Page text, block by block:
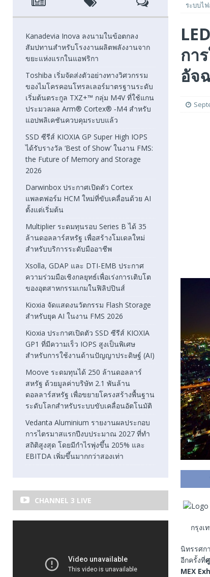
[ August 7, 2026 ] SSD ซีรีส์ KIOXIA GP Super
2026
FEATURED
[ August 6, 2026 ] Darwinbox ประกาศเปิดตัว
Multiplier ระดมทุนรอบ Series
FEATURED
ระบบไ
กา
อัจ
กรุงเ
นิทรรศก
อีกครั้งที่
MEX
Kanadevia Inova ลงนามในข้อตกลง
สัมปทานสำหรับโรงงานผลิตพลังงานจาก
ขยะแห่งแรกในแอฟริกา
Toshiba เริ่มจัดส่งตัวอย่างทางวิศวกรรม
ของไมโครคอนโทรลเลอร์มาตรฐานระดับ
เริ่มต้นตระกูล TXZ+™ กลุ่ม M4V ที่ใช้แกน
ประมวลผล Arm® Cortex® ‑M4 สำหรับ
แอปพลิเคชันควบคุมระบบแล้ว
SSD ซีรีส์ KIOXIA GP Super High IOPS
ได้รับรางวัล ‘Best of Show’ ในงาน FMS:
the Future of Memory and Storage
2026
Darwinbox ประกาศเปิดตัว Cortex
แพลตฟอร์ม HCM ใหม่ที่ขับเคลื่อนด้วย AI
ตั้งแต่เริ่มต้น
Multiplier ระดมทุนรอบ Series B ได้ 35
ล้านดอลลาร์สหรัฐ เพื่อสร้างโมเดลใหม่
สำหรับบริการระดับมืออาชีพ
Xsolla, GDAP และ DTI-EMB ประกาศ
ความร่วมมือเชิงกลยุทธ์เพื่อเร่งการเติบโต
ของอุตสาหกรรมเกมในฟิลิปปินส์
Kioxia จัดแสดงนวัตกรรม Flash Storage
สำหรับยุค AI ในงาน FMS 2026
Kioxia ประกาศเปิดตัว SSD ซีรีส์ KIOXIA
GP1 ที่มีความเร็ว IOPS สูงเป็นพิเศษ
สำหรับการใช้งานด้านปัญญาประดิษฐ์ (AI)
Moove ระดมทุนได้ 250 ล้านดอลลาร์
สหรัฐ ด้วยมูลค่าบริษัท 2.1 พันล้าน
ดอลลาร์สหรัฐ เพื่อขยายโครงสร้างพื้นฐาน
ระดับโลกสำหรับระบบขับเคลื่อนอัตโนมัติ
Vedanta Aluminium รายงานผลประกอบ
การไตรมาสแรกปีงบประมาณ 2027 ที่ทำ
สถิติสูงสุด โดยมีกำไรพุ่งขึ้น 205% และ
EBITDA เพิ่มขึ้นมากกว่าสองเท่า
CHANNEL 3 LIVE